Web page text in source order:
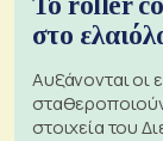
στο
Αυξάνονται οι
στοιχεία του